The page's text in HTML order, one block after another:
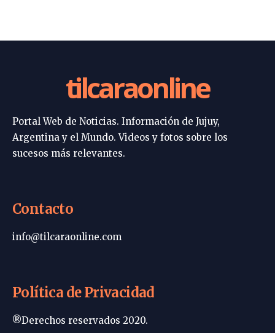
tilcaraonline
Portal Web de Noticias. Información de Jujuy,
Argentina y el Mundo. Videos y fotos sobre los
sucesos más relevantes.
Contacto
info@tilcaraonline.com
Política de Privacidad
®Derechos reservados 2020.